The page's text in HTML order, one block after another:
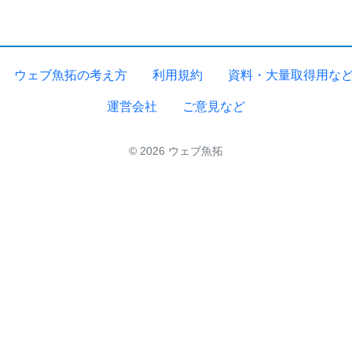
ウェブ魚拓の考え方 利用規約 資料・大量取得用な
運営会社 ご意見など
© 2026 ウェブ魚拓